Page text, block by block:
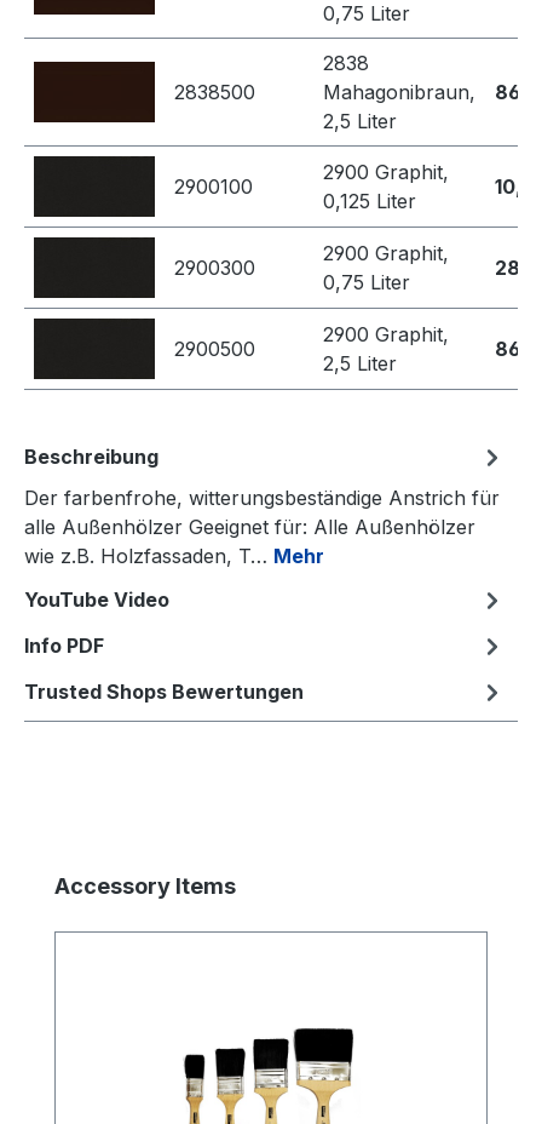
0,75 Liter
2838500
2838
Mahagonibraun,
2,5 Liter
2900100
2900 Graphit,
0,125 Liter
2900300
2900 Graphit,
0,75 Liter
2900500
2900 Graphit,
2,5 Liter
Beschreibung
Der farbenfrohe, witterungsbeständige Anstrich für
alle Außenhölzer Geeignet für: Alle Außenhölzer
wie z.B. Holzfassaden, T… Mehr
YouTube Video
Info PDF
Trusted Shops Bewertungen
Produktgalerie überspringen
Accessory Items